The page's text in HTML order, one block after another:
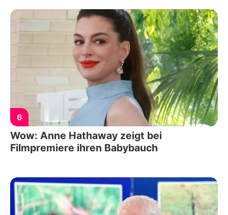
6
Wow: Anne Hathaway zeigt bei
Filmpremiere ihren Babybauch